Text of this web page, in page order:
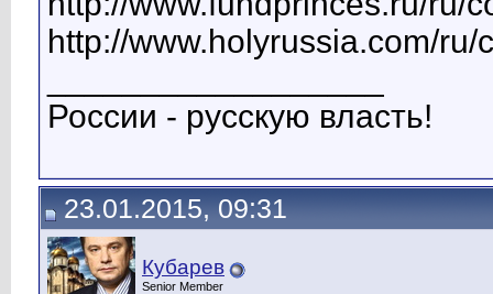
http://www.holyrussia.com/ru/
России - русскую власть!
23.01.2015, 09:31
Кубарев
Senior Member